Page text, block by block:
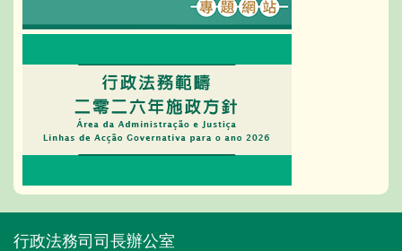
行政法務司司長辦公室